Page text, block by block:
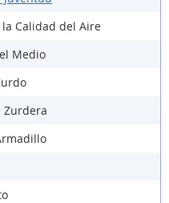
Calidad del Aire
Medio
Zurdera